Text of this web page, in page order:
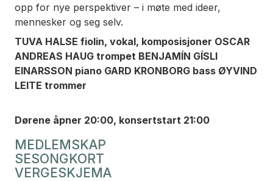
opp for nye perspektiver – i møte med ideer,
mennesker og seg selv.
TUVA HALSE fiolin, vokal, komposisjoner OSCAR
ANDREAS HAUG trompet BENJAMÍN GÍSLI
EINARSSON piano GARD KRONBORG bass ØYVIND
LEITE trommer
Dørene åpner 20:00, konsertstart 21:00
MEDLEMSKAP
SESONGKORT
VERGESKJEMA